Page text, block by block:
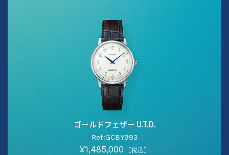
ゴールドフェザー U.T.D.
Ref:GCBY993
¥1,485,000 ［税込］